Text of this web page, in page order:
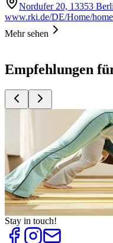
Nordufer 20, 13353
www.rki.de/DE/Home/
Mehr sehen
Empfehlungen
Schwimmbäder
Top10
Tipps gegen Erkältung
Top10
Yoga Ausbildungen
Top10
Yoga Studios
Stay in touch!